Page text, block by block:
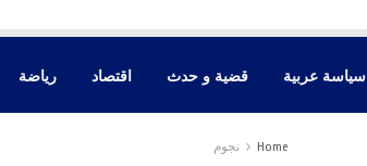
سياسة عربية قضية و حدث اقتصاد رياضة
Home نجوم